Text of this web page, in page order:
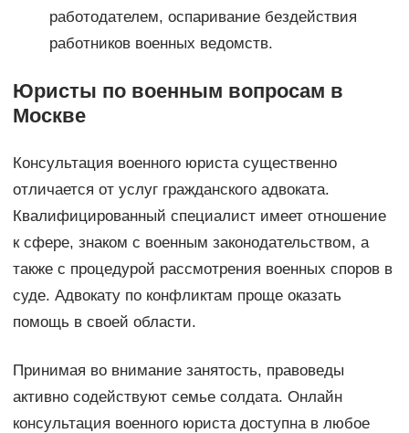
работодателем, оспаривание бездействия
работников военных ведомств.
Юристы по военным вопросам в
Москве
Консультация военного юриста существенно
отличается от услуг гражданского адвоката.
Квалифицированный специалист имеет отношение
к сфере, знаком с военным законодательством, а
также с процедурой рассмотрения военных споров в
суде. Адвокату по конфликтам проще оказать
помощь в своей области.
Принимая во внимание занятость, правоведы
активно содействуют семье солдата. Онлайн
консультация военного юриста доступна в любое